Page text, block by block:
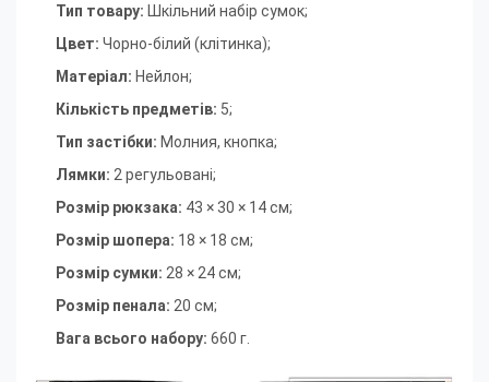
Тип товару: Шкільний набір сумок;
Цвет: Чорно-білий (клітинка);
Матеріал: Нейлон;
Кількість предметів: 5;
Тип застібки: Молния, кнопка;
Лямки: 2 регульовані;
Розмір рюкзака: 43 × 30 × 14 см;
Розмір шопера: 18 × 18 см;
Розмір сумки: 28 × 24 см;
Розмір пенала: 20 см;
Вага всього набору: 660 г.